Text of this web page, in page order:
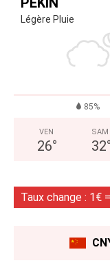
Légère Pluie
85%
VEN
26°
SAM
32°
Taux change : 1€ =